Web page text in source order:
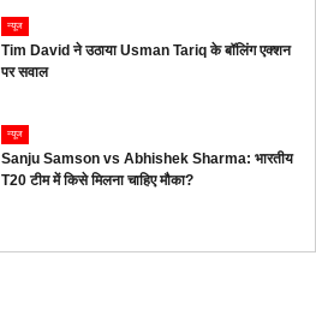
न्यूज
Tim David ने उठाया Usman Tariq के बॉलिंग एक्शन
पर सवाल
न्यूज
Sanju Samson vs Abhishek Sharma: भारतीय
T20 टीम में किसे मिलना चाहिए मौका?